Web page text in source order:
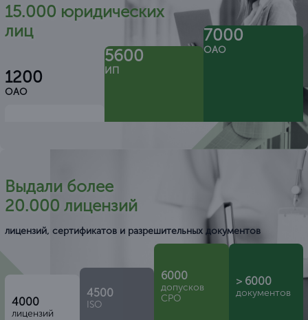
15.000 юридических
лиц
1200
ОАО
5600
ИП
7000
ОАО
Выдали более
20.000 лицензий
лицензий, сертификатов и разрешительных документов
4000
лицензий
4500
ISO
6000
допусков
СРО
> 6000
документов